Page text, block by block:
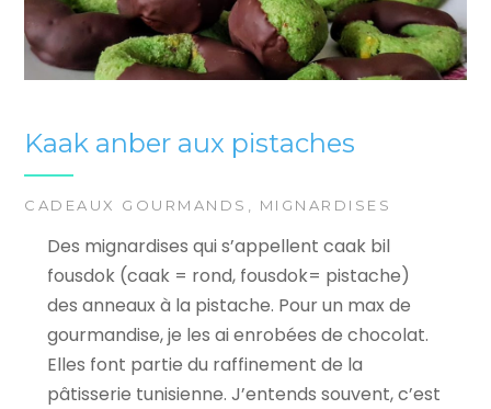
Kaak anber aux pistaches
CADEAUX GOURMANDS , MIGNARDISES
Des mignardises qui s’appellent caak bil
fousdok (caak = rond, fousdok= pistache)
des anneaux à la pistache. Pour un max de
gourmandise, je les ai enrobées de chocolat.
Elles font partie du raffinement de la
pâtisserie tunisienne. J’entends souvent, c’est